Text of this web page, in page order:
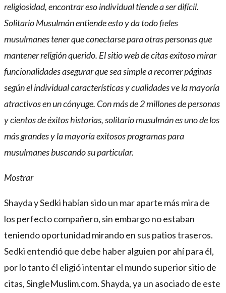
religiosidad, encontrar eso individual tiende a ser difícil.
Solitario Musulmán entiende esto y da todo fieles
musulmanes tener que conectarse para otras personas que
mantener religión querido. El sitio web de citas exitoso mirar
funcionalidades asegurar que sea simple a recorrer páginas
según el individual características y cualidades ve la mayoría
atractivos en un cónyuge. Con más de 2 millones de personas
y cientos de éxitos historias, solitario musulmán es uno de los
más grandes y la mayoría exitosos programas para
musulmanes buscando su particular.
Mostrar
Shayda y Sedki habían sido un mar aparte más mira de
los perfecto compañero, sin embargo no estaban
teniendo oportunidad mirando en sus patios traseros.
Sedki entendió que debe haber alguien por ahí para él,
por lo tanto él eligió intentar el mundo superior sitio de
citas, SingleMuslim.com. Shayda, ya un asociado de este